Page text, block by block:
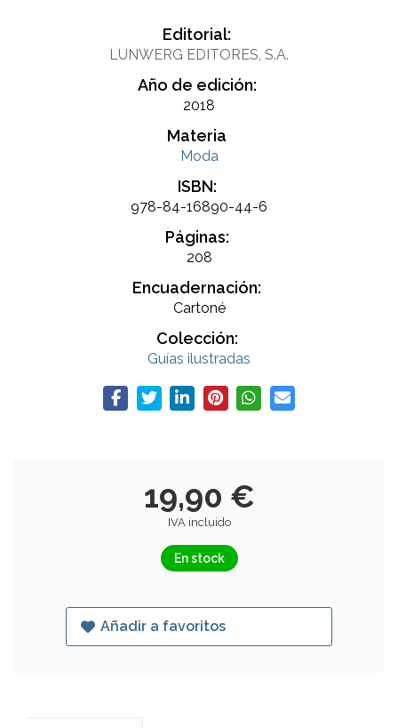
Editorial:
LUNWERG EDITORES, S.A.
Año de edición:
2018
Materia
Moda
ISBN:
978-84-16890-44-6
Páginas:
208
Encuadernación:
Cartoné
Colección:
Guías ilustradas
19,90 €
IVA incluido
En stock
Añadir a favoritos